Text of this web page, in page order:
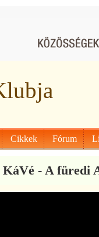
Cikkek Fórum
- A füredi